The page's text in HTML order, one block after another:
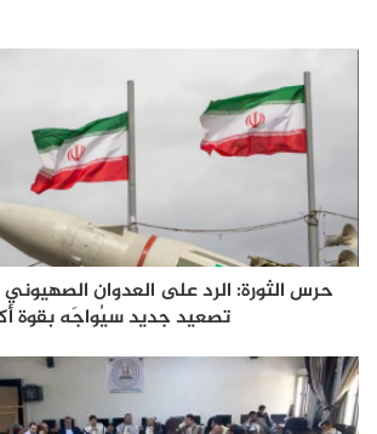
حرس الثورة: الرد على العدوان
تصعيد جديد سيُواجَه بقوة